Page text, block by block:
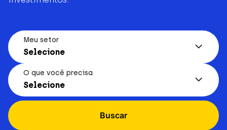
Meu setor
Selecione
O que você precisa
Selecione
Buscar